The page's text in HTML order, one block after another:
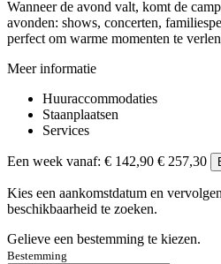
Wanneer de avond valt, komt de
avonden: shows, concerten,
perfect om warme momenten te
Meer informatie
Huuraccommodaties
Staanplaatsen
Services
Een week vanaf: € 142,90 € 257,30
Kies een aankomstdatum en
beschikbaarheid te zoeken.
Gelieve een bestemming te kiezen.
Bestemming